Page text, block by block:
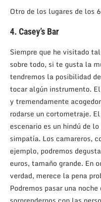
Otro de los lugares de los
4. Casey’s Bar
Siempre que he visitado
sobre todo, si te gusta la
tendremos la posibilidad
tocar algún instrumento.
y tremendamente
rodarse un cortometraje.
escenario es un hindú de
simpatía. Los camareros,
ejemplo, podremos
euros, tamaño grande. En
verdad, merece la pena
Podremos pasar una